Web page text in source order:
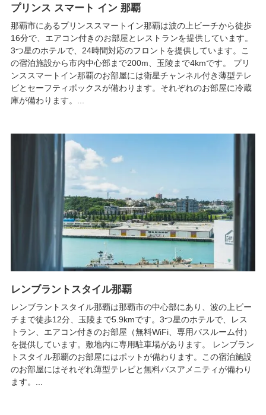
プリンス スマート イン 那覇
那覇市にあるプリンススマートイン那覇は波の上ビーチから徒歩
16分で、エアコン付きのお部屋とレストランを提供しています。
3つ星のホテルで、24時間対応のフロントを提供しています。こ
の宿泊施設から市内中心部まで200m、玉陵まで4kmです。 プリ
ンススマートイン那覇のお部屋には衛星チャンネル付き薄型テレ
ビとセーフティボックスが備わります。それぞれのお部屋に冷蔵
庫が備わります。...
レンブラントスタイル那覇
レンブラントスタイル那覇は那覇市の中心部にあり、波の上ビー
チまで徒歩12分、玉陵まで5.9kmです。3つ星のホテルで、レス
トラン、エアコン付きのお部屋（無料WiFi、専用バスルーム付）
を提供しています。敷地内に専用駐車場があります。 レンブラン
トスタイル那覇のお部屋にはポットが備わります。この宿泊施設
のお部屋にはそれぞれ薄型テレビと無料バスアメニティが備わり
ます。...